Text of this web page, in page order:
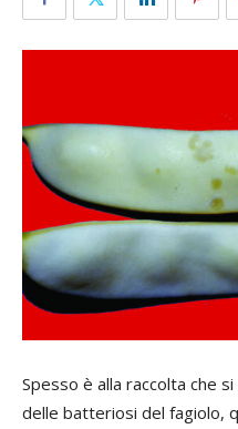
Spesso è alla raccolta che
delle batteriosi del fagiolo,